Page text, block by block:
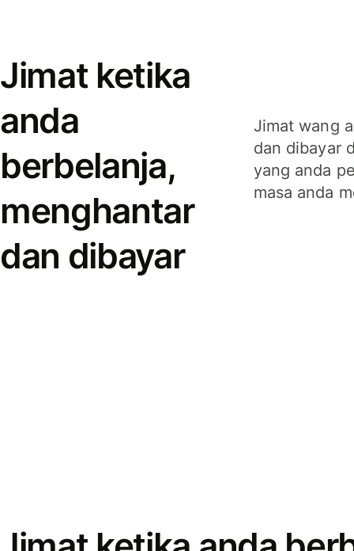
Jimat ketika
anda
berbelanja,
menghantar
dan dibayar
Jimat wang
dan dibayar
yang anda
masa anda